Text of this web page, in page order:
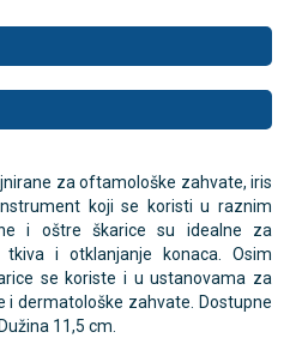
za oftamološke zahvate, iris
koji se koristi u raznim
i oštre škarice su idealne za
tkiva i otklanjanje konaca. Osim
se koriste i u ustanovama za
i dermatološke zahvate. Dostupne
11,5 cm.